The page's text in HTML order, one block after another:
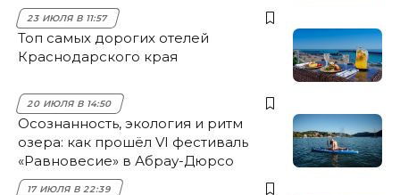
23 ИЮЛЯ В 11:57
Топ самых дорогих отелей
Краснодарского края
20 ИЮЛЯ В 14:50
Осознанность, экология и ритм
озера: как прошёл VI фестиваль
«Равновесие» в Абрау-Дюрсо
17 ИЮЛЯ В 22:39